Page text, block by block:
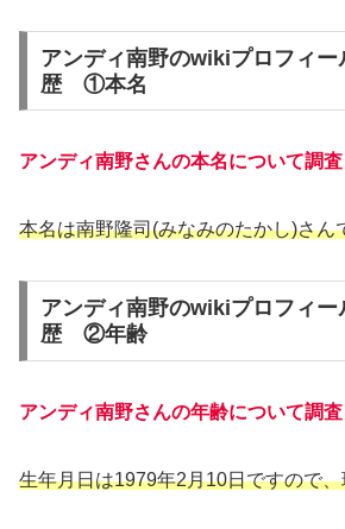
アンディ南野のwikiプロフィー
歴 ①本名
アンディ南野さんの本名について調査
本名は南野隆司(みなみのたかし)さん
アンディ南野のwikiプロフィー
歴 ②年齢
アンディ南野さんの年齢について調査
生年月日は1979年2月10日ですので